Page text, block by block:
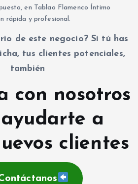
en Tablao Flamenco Íntimo
rápida y profesional.
de este negocio? Si tú has
tus clientes potenciales,
también
con nosotros
a
clientes